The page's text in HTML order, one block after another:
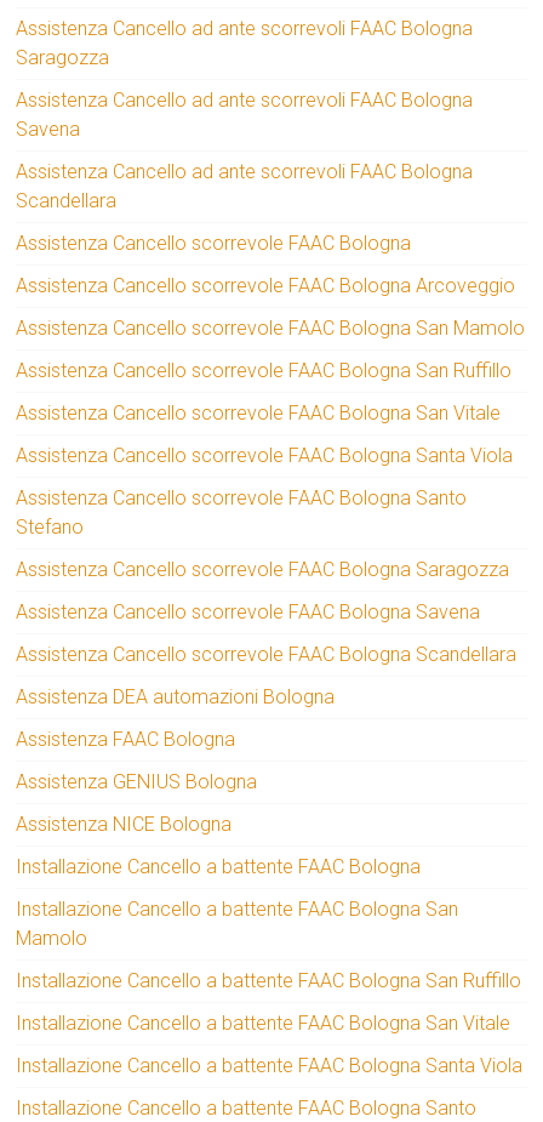
Assistenza Cancello ad ante scorrevoli FAAC Bologna
Saragozza
Assistenza Cancello ad ante scorrevoli FAAC Bologna
Savena
Assistenza Cancello ad ante scorrevoli FAAC Bologna
Scandellara
Assistenza Cancello scorrevole FAAC Bologna
Assistenza Cancello scorrevole FAAC Bologna Arcoveggio
Assistenza Cancello scorrevole FAAC Bologna San Mamolo
Assistenza Cancello scorrevole FAAC Bologna San Ruffillo
Assistenza Cancello scorrevole FAAC Bologna San Vitale
Assistenza Cancello scorrevole FAAC Bologna Santa Viola
Assistenza Cancello scorrevole FAAC Bologna Santo
Stefano
Assistenza Cancello scorrevole FAAC Bologna Saragozza
Assistenza Cancello scorrevole FAAC Bologna Savena
Assistenza Cancello scorrevole FAAC Bologna Scandellara
Assistenza DEA automazioni Bologna
Assistenza FAAC Bologna
Assistenza GENIUS Bologna
Assistenza NICE Bologna
Installazione Cancello a battente FAAC Bologna
Installazione Cancello a battente FAAC Bologna San
Mamolo
Installazione Cancello a battente FAAC Bologna San Ruffillo
Installazione Cancello a battente FAAC Bologna San Vitale
Installazione Cancello a battente FAAC Bologna Santa Viola
Installazione Cancello a battente FAAC Bologna Santo